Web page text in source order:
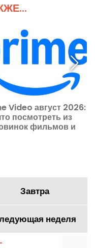
Video август 2026:
посмотреть из
фильмов и
Завтра
неделя